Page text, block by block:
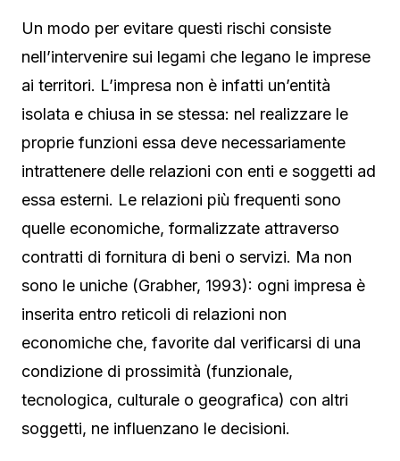
Un modo per evitare questi rischi consiste
nell’intervenire sui legami che legano le imprese
ai territori. L’impresa non è infatti un’entità
isolata e chiusa in se stessa: nel realizzare le
proprie funzioni essa deve necessariamente
intrattenere delle relazioni con enti e soggetti ad
essa esterni. Le relazioni più frequenti sono
quelle economiche, formalizzate attraverso
contratti di fornitura di beni o servizi. Ma non
sono le uniche (Grabher, 1993): ogni impresa è
inserita entro reticoli di relazioni non
economiche che, favorite dal verificarsi di una
condizione di prossimità (funzionale,
tecnologica, culturale o geografica) con altri
soggetti, ne influenzano le decisioni.